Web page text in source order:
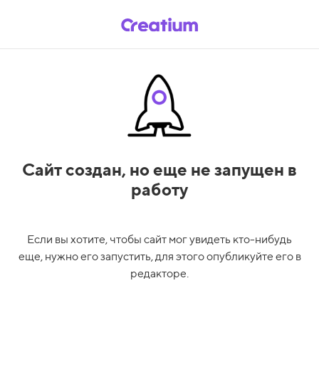
Сайт создан, но еще не запущен в
работу
Если вы хотите, чтобы сайт мог увидеть кто-нибудь
еще, нужно его запустить, для этого опубликуйте его в
редакторе.